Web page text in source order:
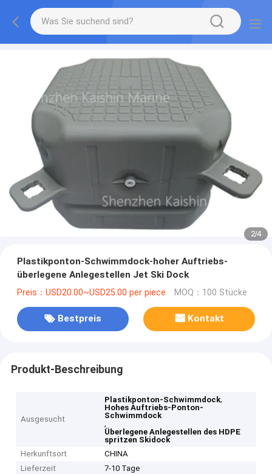
2/4
Plastikponton-Schwimmdock-hoher Auftriebs-
überlegene Anlegestellen Jet Ski Dock
Preis：USD20.00~USD25.00 per piece MOQ：100 Stücke
Bestpreis Kontakt
Produkt-Beschreibung
Ausgesucht
Plastikponton-Schwimmdock,
Hohes Auftriebs-Ponton-
Schwimmdock
,
Überlegene Anlegestellen des HDPE
spritzen Skidock
Herkunftsort
CHINA
Lieferzeit
7-10 Tage